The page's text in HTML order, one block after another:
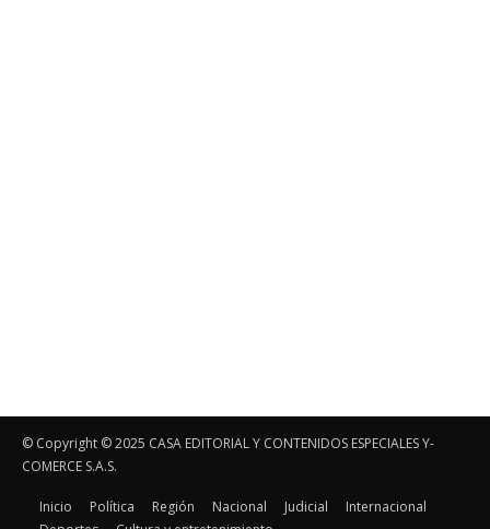
© Copyright ©️ 2025 CASA EDITORIAL Y CONTENIDOS ESPECIALES Y-
COMERCE S.A.S.
Inicio Política Región Nacional Judicial
Internacional